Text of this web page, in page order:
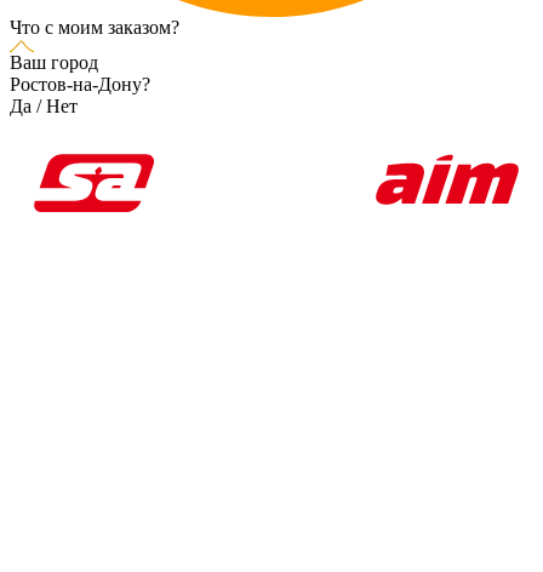
Что с моим заказом?
Ваш город
Ростов-на-Дону?
Да /Нет